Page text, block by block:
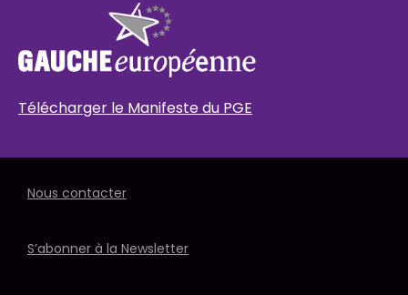
Télécharger le Manifeste du PGE
Nous contacter
S’abonner à la Newsletter